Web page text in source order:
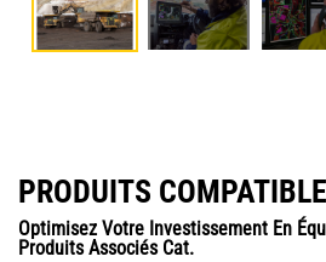
PRODUITS
Optimisez Votre Investissement En
Produits Associés Cat.